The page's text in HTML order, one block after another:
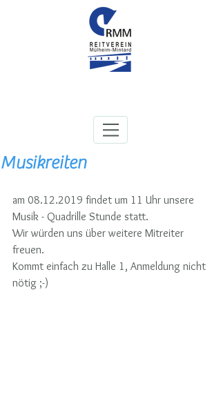
Musikreiten
am 08.12.2019 findet um 11 Uhr unsere
Musik - Quadrille Stunde statt.
Wir würden uns über weitere Mitreiter
freuen.
Kommt einfach zu Halle 1, Anmeldung nicht
nötig ;-)